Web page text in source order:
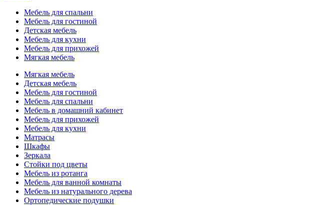
Мебель для спальни
Мебель для гостиной
Детская мебель
Мебель для кухни
Мебель для прихожей
Мягкая мебель
Мягкая мебель
Детская мебель
Мебель для гостиной
Мебель для спальни
Мебель в домашний кабинет
Мебель для прихожей
Мебель для кухни
Матрасы
Шкафы
Зеркала
Стойки под цветы
Мебель из ротанга
Мебель для ванной комнаты
Мебель из натурального дерева
Ортопедические подушки